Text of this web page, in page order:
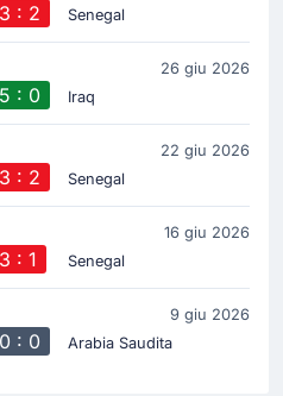
3 : 2 Senegal
26 giu 2026
5 : 0 Iraq
22 giu 2026
3 : 2 Senegal
16 giu 2026
3 : 1 Senegal
9 giu 2026
0 : 0 Arabia Saudita